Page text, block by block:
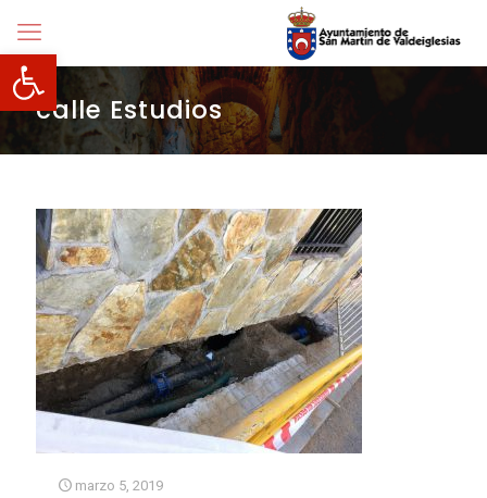
Abrir barra de herramientas
calle Estudios
marzo 5, 2019